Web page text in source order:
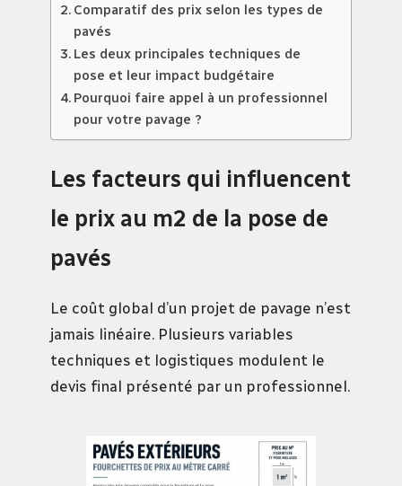
Comparatif des prix selon les types de
pavés
Les deux principales techniques de
pose et leur impact budgétaire
Pourquoi faire appel à un professionnel
pour votre pavage ?
Les facteurs qui influencent
le prix au m2 de la pose de
pavés
Le coût global d’un projet de pavage n’est
jamais linéaire. Plusieurs variables
techniques et logistiques modulent le
devis final présenté par un professionnel.